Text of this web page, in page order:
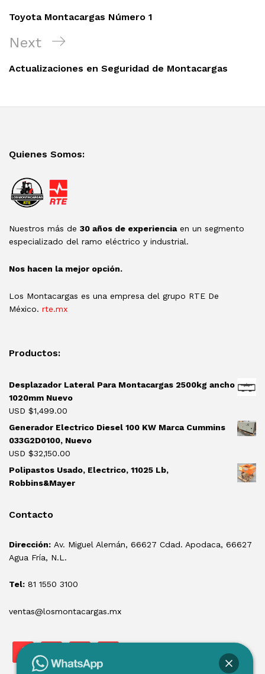
entradas
Post
Toyota Montacargas Número 1
Next
Post
Next
Actualizaciones en Seguridad de Montacargas
Quienes Somos:
Nuestros más de 30 años de experienciaen un segmento
especializado del ramo eléctrico y industrial.
Nos hacen la mejor opción.
Los Montacargas es una empresa del grupo RTE De
México. rte.mx
Productos:
Desplazador Lateral Para Montacargas 2500kg ancho
1020mm Nuevo
USD $1,499.00
Generador Electrico Diesel 100 KW Marca Cummins
033G2D0100, Nuevo
USD $32,150.00
Polipastos Usado, Electrico, 11025 Lb,
Robbins&Mayer
Contacto
Dirección: Av. Miguel Alemán, 66627 Cdad. Apodaca, 66627
Agua Fría, N.L.
Tel: 81 1550 3100
ventas@losmontacargas.mx